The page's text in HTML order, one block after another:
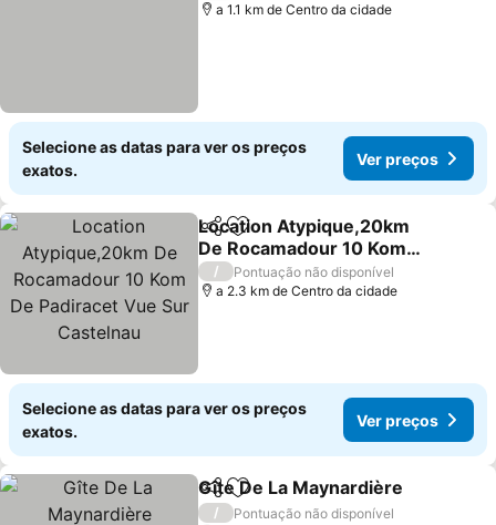
a 1.1 km de Centro da cidade
Selecione as datas para ver os preços
exatos.
Ver preços
PartilharAdicionar aos favoritos
Location Atypique,20km
De Rocamadour 10 Kom
De Padiracet Vue Sur
Castelnau
Ver preços
/
Pontuação não disponível
a 2.3 km de Centro da cidade
Selecione as datas para ver os preços
exatos.
Ver preços
PartilharAdicionar aos favoritos
Gîte De La Maynardière
/
Pontuação não disponível